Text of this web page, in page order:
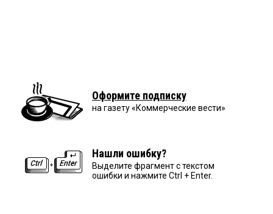
Оформите подписку
на газету «Коммерческие вести»
Нашли ошибку?
Выделите фрагмент с текстом
ошибки и нажмите Ctrl + Enter.